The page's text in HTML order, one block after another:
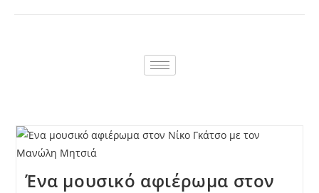
Ένα μουσικό αφιέρωμα στον